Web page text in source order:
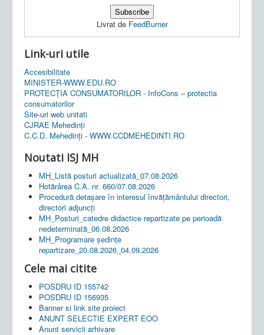
Livrat de FeedBurner
Link-uri utile
Accesibilitate
MINISTER-WWW.EDU.RO
PROTECȚIA CONSUMATORILOR - InfoCons – protectia
consumatorilor
Site-uri web unitati
CJRAE Mehedinți
C.C.D. Mehedinţi - WWW.CCDMEHEDINTI.RO
Noutati ISJ MH
MH_Listă posturi actualizată_07.08.2026
Hotărârea C.A. nr. 660/07.08.2026
Procedură detașare în interesul învățământului directori,
directori adjuncți
MH_Posturi_catedre didactice repartizate pe perioadă
nedeterminată_06.08.2026
MH_Programare ședințe
repartizare_20.08.2026_04.09.2026
Cele mai citite
POSDRU ID 155742
POSDRU ID 156935
Banner si link site proiect
ANUNT SELECTIE EXPERT EOO
Anunt servicii arhivare